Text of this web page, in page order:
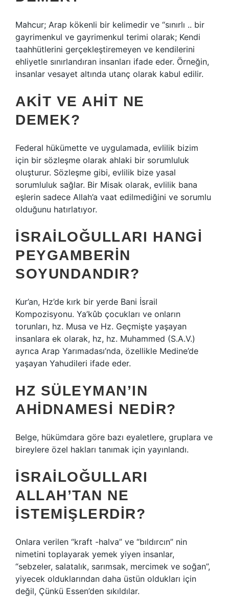
Mahcur; Arap kökenli bir kelimedir ve “sınırlı .. bir
gayrimenkul ve gayrimenkul terimi olarak; Kendi
taahhütlerini gerçekleştiremeyen ve kendilerini
ehliyetle sınırlandıran insanları ifade eder. Örneğin,
insanlar vesayet altında utanç olarak kabul edilir.
AKIT VE AHIT NE
DEMEK?
Federal hükümette ve uygulamada, evlilik bizim
için bir sözleşme olarak ahlaki bir sorumluluk
oluşturur. Sözleşme gibi, evlilik bize yasal
sorumluluk sağlar. Bir Misak olarak, evlilik bana
eşlerin sadece Allah’a vaat edilmediğini ve sorumlu
olduğunu hatırlatıyor.
İSRAILOĞULLARI HANGI
PEYGAMBERIN
SOYUNDANDIR?
Kur’an, Hz’de kırk bir yerde Bani İsrail
Kompozisyonu. Ya’kûb çocukları ve onların
torunları, hz. Musa ve Hz. Geçmişte yaşayan
insanlara ek olarak, hz, hz. Muhammed (S.A.V.)
ayrıca Arap Yarımadası’nda, özellikle Medine’de
yaşayan Yahudileri ifade eder.
HZ SÜLEYMAN’IN
AHIDNAMESI NEDIR?
Belge, hükümdara göre bazı eyaletlere, gruplara ve
bireylere özel hakları tanımak için yayınlandı.
İSRAILOĞULLARI
ALLAH’TAN NE
ISTEMIŞLERDIR?
Onlara verilen “kraft -halva” ve “bıldırcın” nin
nimetini toplayarak yemek yiyen insanlar,
“sebzeler, salatalık, sarımsak, mercimek ve soğan”,
yiyecek olduklarından daha üstün oldukları için
değil, Çünkü Essen’den sıkıldılar.